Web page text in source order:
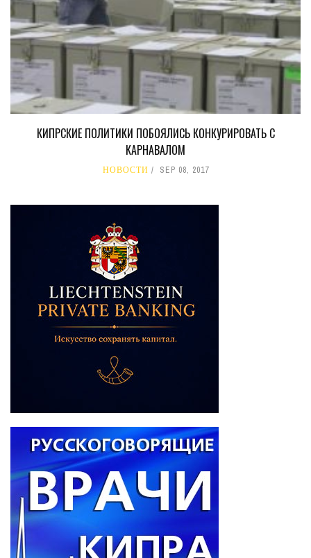
КИПРСКИЕ ПОЛИТИКИ ПОБОЯЛИСЬ КОНКУРИРОВАТЬ С
КАРНАВАЛОМ
НОВОСТИ SEP 08, 2017